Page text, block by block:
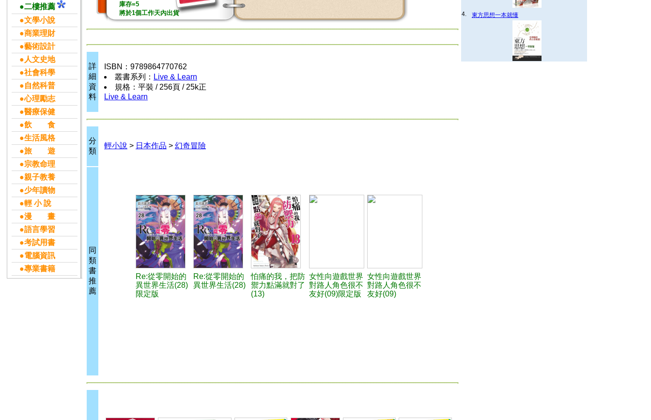
●二樓推薦
●文學小說
●商業理財
●藝術設計
●人文史地
●社會科學
●自然科普
●心理勵志
●醫療保健
●飲 食
●生活風格
●旅 遊
●宗教命理
●親子教養
●少年讀物
●輕 小 說
●漫 畫
●語言學習
●考試用書
●電腦資訊
●專業書籍
庫存=5
將於1個工作天內出貨
詳
細
資
料
ISBN：9789864770762
叢書系列： Live & Learn
規格：平裝 / 256頁 / 25k正
Live & Learn
分
類
輕小說 > 日本作品 > 幻奇冒險
同
類
書
推
薦
Re:從零開始的
異世界生活(28)
限定版
Re:從零開始的
異世界生活(28)
怕痛的我，把防
禦力點滿就對了
(13)
女性向遊戲世界
對路人角色很不
友好(09)限定版
女性向遊戲世界
對路人角色很不
友好(09)
4. 東方思想一本就懂